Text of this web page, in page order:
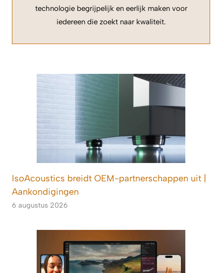
technologie begrijpelijk en eerlijk maken voor
iedereen die zoekt naar kwaliteit.
IsoAcoustics breidt OEM-partnerschappen uit |
Aankondigingen
6 augustus 2026